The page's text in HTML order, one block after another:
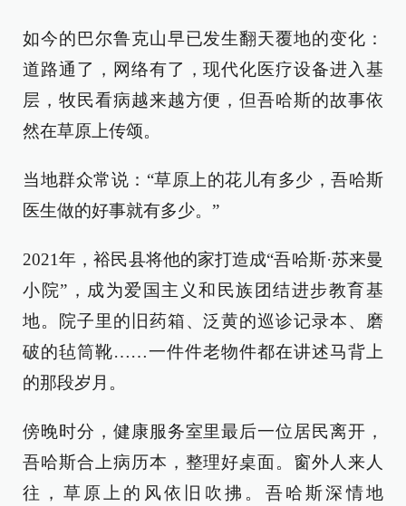
如今的巴尔鲁克山早已发生翻天覆地的变化：
道路通了，网络有了，现代化医疗设备进入基
层，牧民看病越来越方便，但吾哈斯的故事依
然在草原上传颂。
当地群众常说：“草原上的花儿有多少，吾哈斯
医生做的好事就有多少。”
2021年，裕民县将他的家打造成“吾哈斯·苏来曼
小院”，成为爱国主义和民族团结进步教育基
地。院子里的旧药箱、泛黄的巡诊记录本、磨
破的毡筒靴……一件件老物件都在讲述马背上
的那段岁月。
傍晚时分，健康服务室里最后一位居民离开，
吾哈斯合上病历本，整理好桌面。窗外人来人
往，草原上的风依旧吹拂。吾哈斯深情地